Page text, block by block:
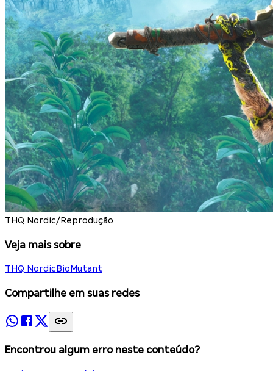
THQ Nordic/Reprodução
Veja mais sobre
THQ NordicBioMutant
Compartilhe em suas redes
Encontrou algum erro neste conteúdo?